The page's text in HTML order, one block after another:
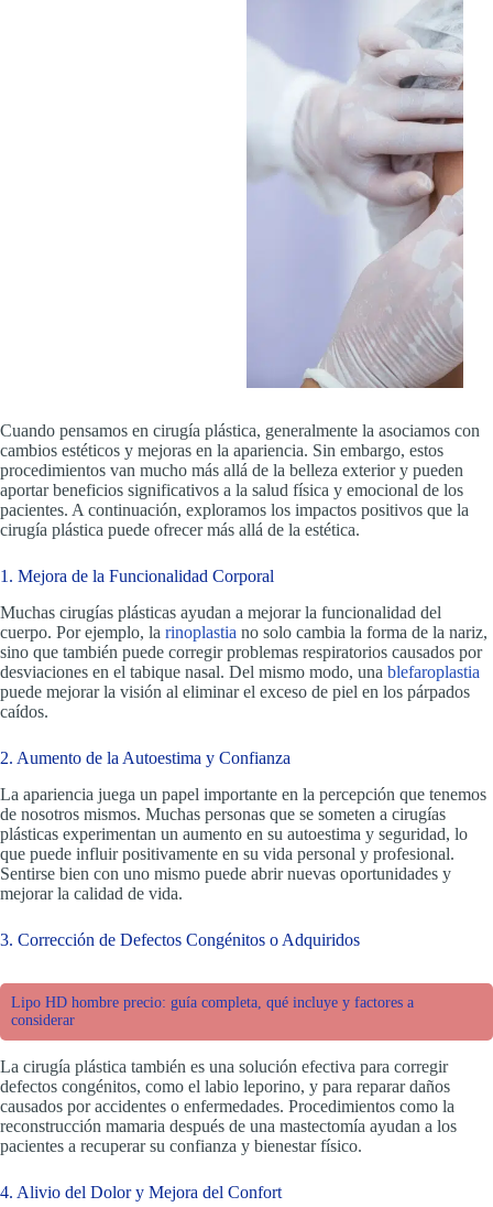
Cuando pensamos en cirugía plástica, generalmente la asociamos con
cambios estéticos y mejoras en la apariencia. Sin embargo, estos
procedimientos van mucho más allá de la belleza exterior y pueden
aportar beneficios significativos a la salud física y emocional de los
pacientes. A continuación, exploramos los impactos positivos que la
cirugía plástica puede ofrecer más allá de la estética.
1. Mejora de la Funcionalidad Corporal
Muchas cirugías plásticas ayudan a mejorar la funcionalidad del
cuerpo. Por ejemplo, la rinoplastia no solo cambia la forma de la nariz,
sino que también puede corregir problemas respiratorios causados por
desviaciones en el tabique nasal. Del mismo modo, una blefaroplastia
puede mejorar la visión al eliminar el exceso de piel en los párpados
caídos.
2. Aumento de la Autoestima y Confianza
La apariencia juega un papel importante en la percepción que tenemos
de nosotros mismos. Muchas personas que se someten a cirugías
plásticas experimentan un aumento en su autoestima y seguridad, lo
que puede influir positivamente en su vida personal y profesional.
Sentirse bien con uno mismo puede abrir nuevas oportunidades y
mejorar la calidad de vida.
3. Corrección de Defectos Congénitos o Adquiridos
Lipo HD hombre precio: guía completa, qué incluye y factores a
considerar
La cirugía plástica también es una solución efectiva para corregir
defectos congénitos, como el labio leporino, y para reparar daños
causados por accidentes o enfermedades. Procedimientos como la
reconstrucción mamaria después de una mastectomía ayudan a los
pacientes a recuperar su confianza y bienestar físico.
4. Alivio del Dolor y Mejora del Confort